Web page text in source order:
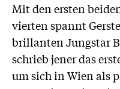
Mit den ersten
vierten spannt
brillanten Jungstar
schrieb jener das
um sich in Wien als